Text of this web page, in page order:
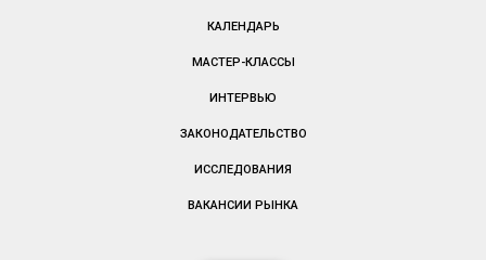
КАЛЕНДАРЬ
МАСТЕР-КЛАССЫ
ИНТЕРВЬЮ
ЗАКОНОДАТЕЛЬСТВО
ИССЛЕДОВАНИЯ
ВАКАНСИИ РЫНКА